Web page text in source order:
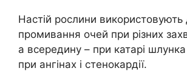
Настій рослини використовують
промивання очей при різних
а всередину – при катарі
при ангінах і стенокардії.